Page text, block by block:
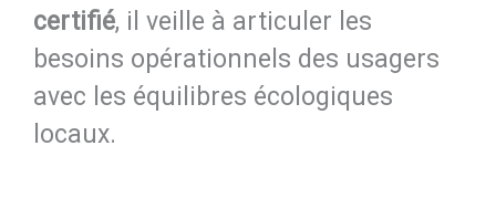
certifié, il veille à articuler les
besoins opérationnels des usagers
avec les équilibres écologiques
locaux.